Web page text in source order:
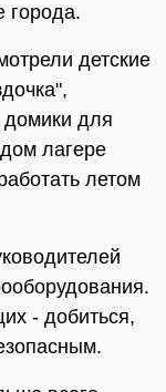
города.
детские
для
лагере
летом
- добиться,